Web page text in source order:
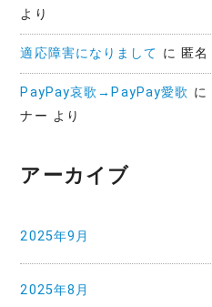
より
適応障害になりまして に 匿名
PayPay哀歌→PayPay愛歌 に
ナー より
アーカイブ
2025年9月
2025年8月